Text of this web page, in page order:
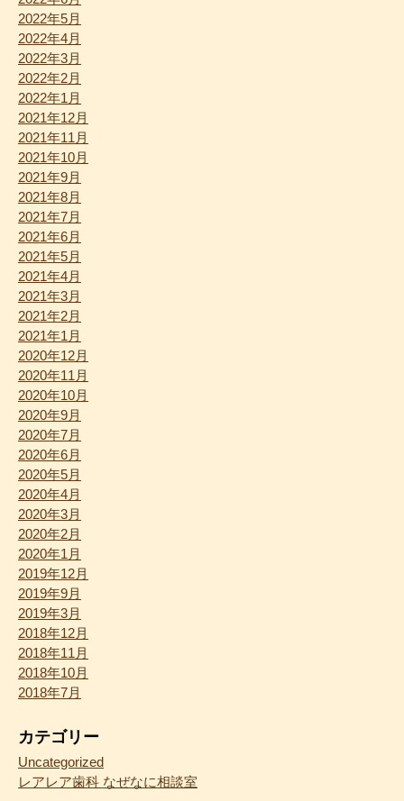
2022年5月
2022年4月
2022年3月
2022年2月
2022年1月
2021年12月
2021年11月
2021年10月
2021年9月
2021年8月
2021年7月
2021年6月
2021年5月
2021年4月
2021年3月
2021年2月
2021年1月
2020年12月
2020年11月
2020年10月
2020年9月
2020年7月
2020年6月
2020年5月
2020年4月
2020年3月
2020年2月
2020年1月
2019年12月
2019年9月
2019年3月
2018年12月
2018年11月
2018年10月
2018年7月
カテゴリー
Uncategorized
レアレア歯科 なぜなに相談室